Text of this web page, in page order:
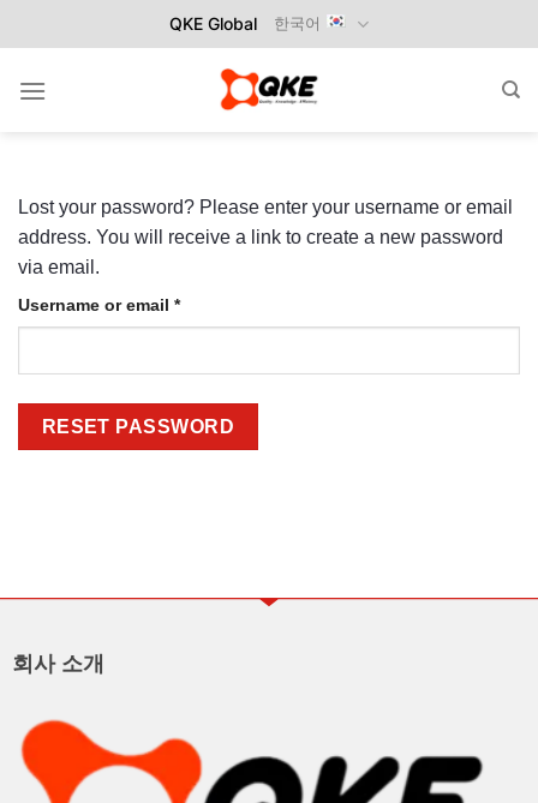
to
QKE Global 한국어
Lost your password? Please enter your username or email
address. You will receive a link to create a new password
via email.
Username or email *Required
RESET PASSWORD
회사 소개